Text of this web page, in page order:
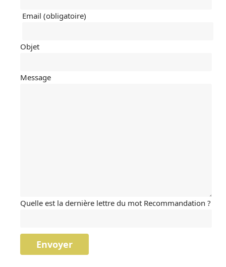
Email (obligatoire)
Objet
Message
Quelle est la dernière lettre du mot Recommandation ?